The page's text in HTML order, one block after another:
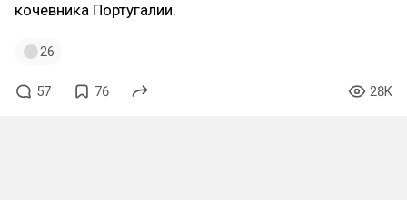
кочевника Португалии.
26
57 76 28K